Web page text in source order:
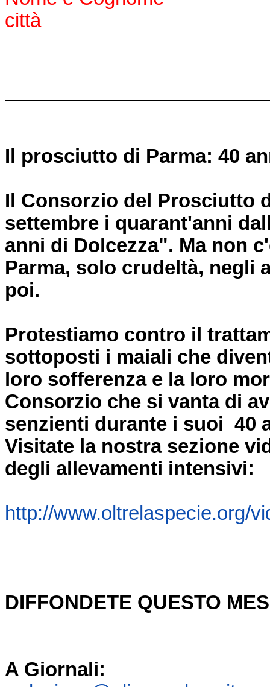
città
Il prosciutto di Parma: 40
Il Consorzio del Prosciutto
settembre i quarant'anni
anni di Dolcezza". Ma non
Parma, solo crudeltà, negli
poi.
Protestiamo contro il
sottoposti i maiali che
loro sofferenza e la loro
Consorzio che si vanta di
senzienti durante i suoi 40
Visitate la nostra sezione
degli allevamenti intensivi:
http://www.oltrelaspecie.org/
DIFFONDETE QUESTO
A Giornali: